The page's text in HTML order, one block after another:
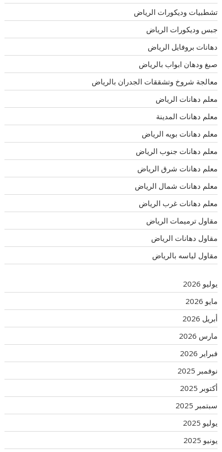
تشطبيات وديكورات الرياض
جبس وديكورات الرياض
دهانات بروفايل الرياض
صبغ ودهان ابواب بالرياض
معالجة شروخ وتشققات الجدران بالرياض
معلم دهانات الرياض
معلم دهانات المدينة
معلم دهانات بويه الرياض
معلم دهانات جنوب الرياض
معلم دهانات شرق الرياض
معلم دهانات شمال الرياض
معلم دهانات غرب الرياض
مقاول ترميمات الرياض
مقاول دهانات الرياض
مقاول لياسه بالرياض
يوليو 2026
مايو 2026
أبريل 2026
مارس 2026
فبراير 2026
نوفمبر 2025
أكتوبر 2025
سبتمبر 2025
يوليو 2025
يونيو 2025